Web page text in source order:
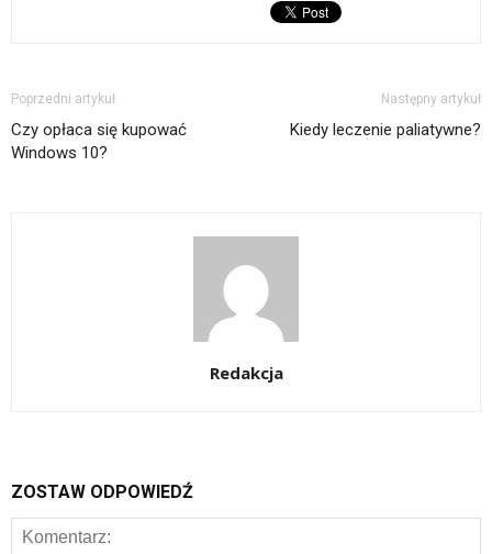
Poprzedni artykuł
Czy opłaca się kupować
Windows 10?
Następny artykuł
Kiedy leczenie paliatywne?
Redakcja
ZOSTAW ODPOWIEDŹ